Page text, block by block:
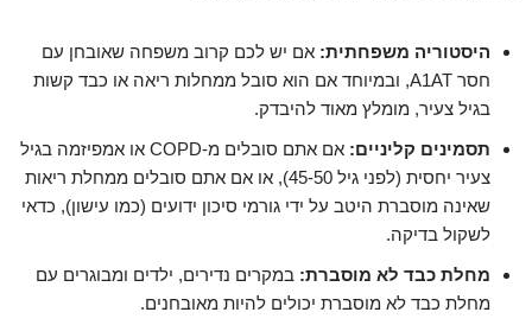
היסטוריה משפחתית: אם יש לכם קרוב משפחה שאובחן עם
חסר A1AT, ובמיוחד אם הוא סובל ממחלות ריאה או כבד קשות
בגיל צעיר, מומלץ מאוד להיבדק.
תסמינים קליניים:
אם אתם סובלים מ-COPD או אמפיזמה בגיל
צעיר יחסית (לפני גיל 45-50), או אם אתם סובלים ממחלת ריאות
שאינה מוסברת היטב על ידי גורמי סיכון ידועים (כמו עישון), כדאי
לשקול בדיקה.
מחלת כבד לא מוסברת: במקרים נדירים, ילדים ומבוגרים עם
מחלת כבד לא מוסברת יכולים להיות מאובחנים.